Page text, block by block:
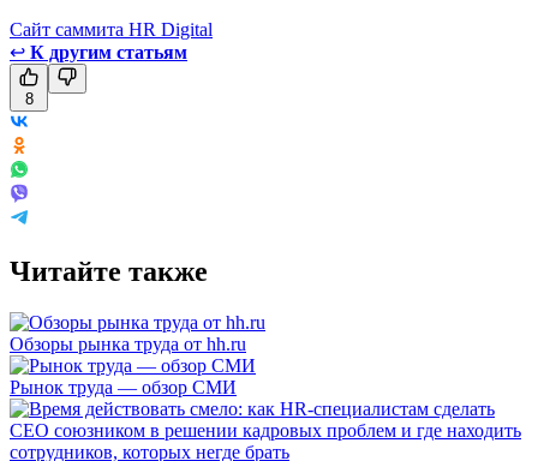
Сайт саммита HR Digital
↩ К другим статьям
8
Читайте также
Обзоры рынка труда от hh.ru
Рынок труда — обзор СМИ